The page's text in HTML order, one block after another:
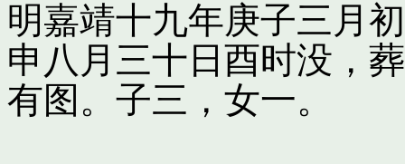
明嘉靖十九年庚子三月
申八月三十日酉时没，
有图。子三，女一。